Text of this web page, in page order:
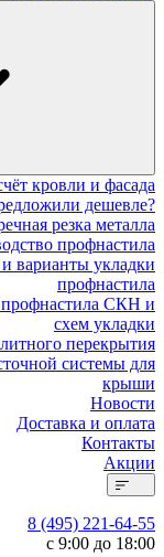
кровли и фасада
дешевле?
резка металла
профнастила
варианты укладки
профнастила
профнастила СКН и
схем укладки
перекрытия
системы для
крыши
Новости
Доставка и оплата
Контакты
Акции
8 (495) 221-64-55
с 9:00 до 18:00